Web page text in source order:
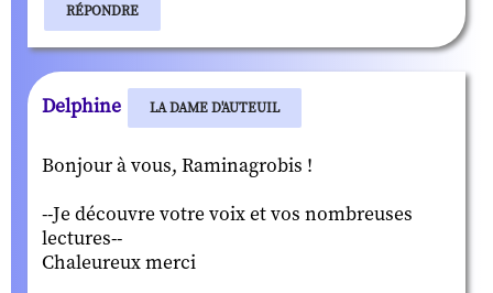
RÉPONDRE
Delphine LA DAME D'AUTEUIL
Bonjour à vous, Raminagrobis !
--Je découvre votre voix et vos nombreuses
lectures--
Chaleureux merci